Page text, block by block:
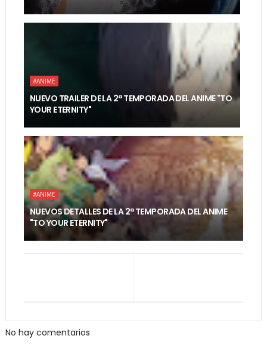
#ANIME
NUEVO TRAILER DE LA 2ª TEMPORADA DEL ANIME "TO
YOUR ETERNITY"
#ANIME
NUEVOS DETALLES DE LA 2ª TEMPORADA DEL ANIME
"TO YOUR ETERNITY"
No hay comentarios